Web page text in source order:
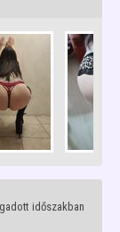
időszakban